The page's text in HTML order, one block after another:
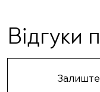
Відгуки